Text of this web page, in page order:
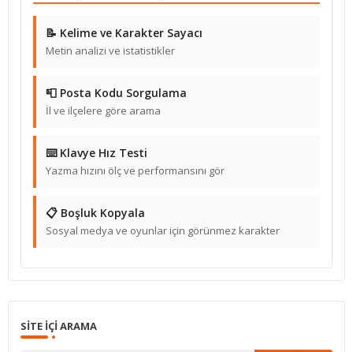
📝 Kelime ve Karakter Sayacı
Metin analizi ve istatistikler
📮 Posta Kodu Sorgulama
İl ve ilçelere göre arama
⌨️ Klavye Hız Testi
Yazma hızını ölç ve performansını gör
📋 Boşluk Kopyala
Sosyal medya ve oyunlar için görünmez karakter
SITE IÇI ARAMA